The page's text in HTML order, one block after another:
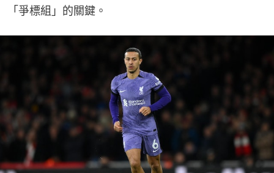
「爭標組」的關鍵。